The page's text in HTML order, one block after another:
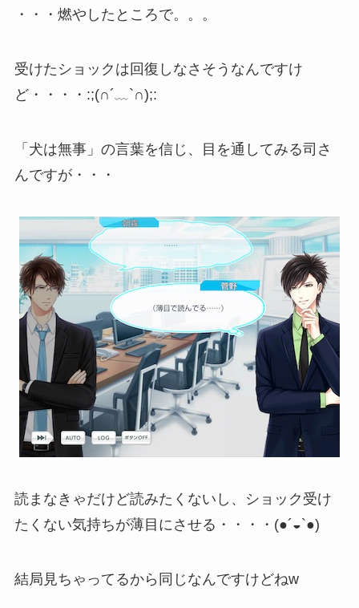
・・・燃やしたところで。。。
受けたショックは回復しなさそうなんですけ
ど・・・・:;(∩´﹏`∩);:
「犬は無事」の言葉を信じ、目を通してみる司さ
んですが・・・
読まなきゃだけど読みたくないし、ショック受け
たくない気持ちが薄目にさせる・・・・(●´◒`●)
結局見ちゃってるから同じなんですけどねw